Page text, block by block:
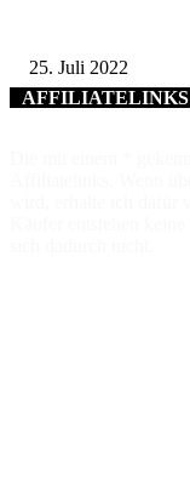
25. Juli 2022